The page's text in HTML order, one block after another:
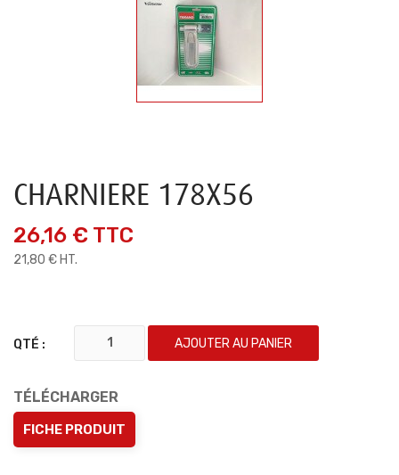
CHARNIERE 178X56
26,16 € TTC
21,80 € HT.
QTÉ : AJOUTER AU PANIER
TÉLÉCHARGER
FICHE PRODUIT